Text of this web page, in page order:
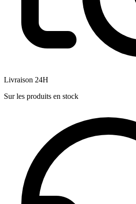
Livraison 24H
Sur les produits en stock